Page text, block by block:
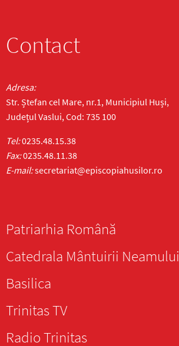
Contact
Adresa:
Str. Ștefan cel Mare, nr.1, Municipiul Huși,
Județul Vaslui, Cod: 735 100
Tel:0235.48.15.38
Fax:0235.48.11.38
E-mail:secretariat@episcopiahusilor.ro
Patriarhia Română
Catedrala Mântuirii Neamului
Basilica
Trinitas TV
Radio Trinitas